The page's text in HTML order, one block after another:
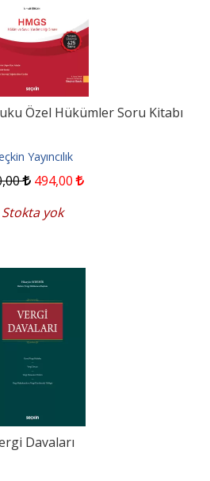
Özel Hükümler Soru Kitabı
Yayıncılık
,00 494,00
Stokta yok
Davaları